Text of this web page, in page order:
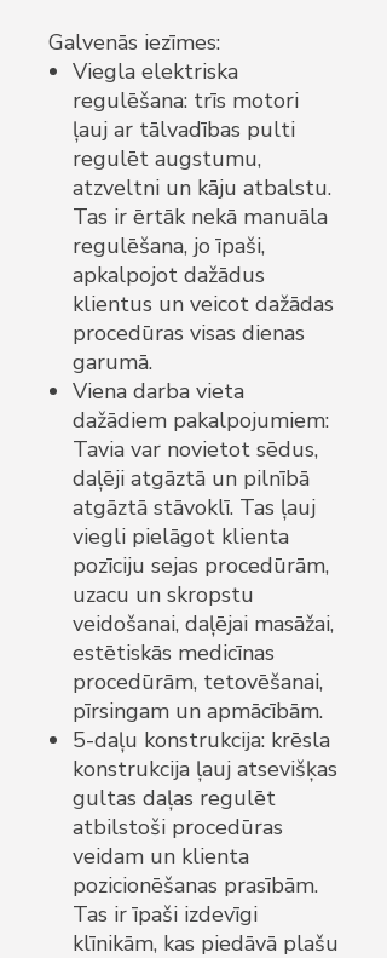
Galvenās iezīmes:
Viegla elektriska
regulēšana: trīs motori
ļauj ar tālvadības pulti
regulēt augstumu,
atzveltni un kāju atbalstu.
Tas ir ērtāk nekā manuāla
regulēšana, jo īpaši,
apkalpojot dažādus
klientus un veicot dažādas
procedūras visas dienas
garumā.
Viena darba vieta
dažādiem pakalpojumiem:
Tavia var novietot sēdus,
daļēji atgāztā un pilnībā
atgāztā stāvoklī. Tas ļauj
viegli pielāgot klienta
pozīciju sejas procedūrām,
uzacu un skropstu
veidošanai, daļējai masāžai,
estētiskās medicīnas
procedūrām, tetovēšanai,
pīrsingam un apmācībām.
5-daļu konstrukcija: krēsla
konstrukcija ļauj atsevišķas
gultas daļas regulēt
atbilstoši procedūras
veidam un klienta
pozicionēšanas prasībām.
Tas ir īpaši izdevīgi
klīnikām, kas piedāvā plašu